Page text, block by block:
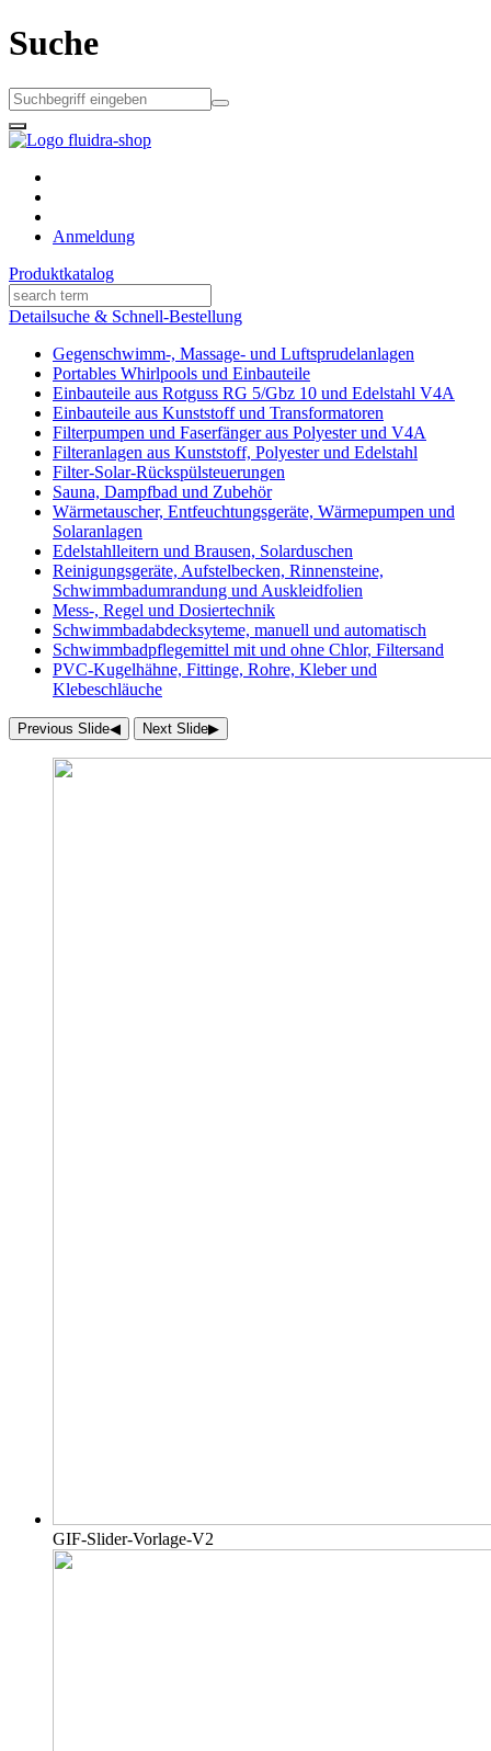
Suche
Anmeldung
Produktkatalog
Detailsuche & Schnell-Bestellung
Gegenschwimm-, Massage- und Luftsprudelanlagen
Portables Whirlpools und Einbauteile
Einbauteile aus Rotguss RG 5/Gbz 10 und Edelstahl V4A
Einbauteile aus Kunststoff und Transformatoren
Filterpumpen und Faserfänger aus Polyester und V4A
Filteranlagen aus Kunststoff, Polyester und Edelstahl
Filter-Solar-Rückspülsteuerungen
Sauna, Dampfbad und Zubehör
Wärmetauscher, Entfeuchtungsgeräte, Wärmepumpen und
Solaranlagen
Edelstahlleitern und Brausen, Solarduschen
Reinigungsgeräte, Aufstelbecken, Rinnensteine,
Schwimmbadumrandung und Auskleidfolien
Mess-, Regel und Dosiertechnik
Schwimmbadabdecksyteme, manuell und automatisch
Schwimmbadpflegemittel mit und ohne Chlor, Filtersand
PVC-Kugelhähne, Fittinge, Rohre, Kleber und
Klebeschläuche
Previous Slide◀︎ Next Slide▶︎
GIF-Slider-Vorlage-V2